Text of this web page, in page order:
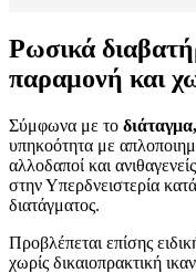
Ρωσικά
παραμονή και
Σύμφωνα με το διάταγμα,
υπηκοότητα με
αλλοδαποί και
στην Υπερδνειστερία
διατάγματος.
Προβλέπεται επίσης
χωρίς δικαιοπρακτική